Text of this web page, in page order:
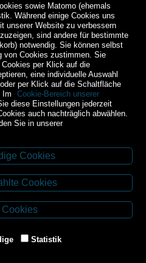
Str. 3
Schrems
77239
sowie Matomo (ehemals
Während einige Cookies uns
unserer Website zu verbessern
sind andere für bestimmte
notwendig. Sie können selbst
von Cookies zustimmen. Sie
per Klick auf die
eine individuelle Auswahl
per Klick auf die Schaltfläche
Im
Cookie-Bereich unserer
diese Einstellungen jederzeit
auch nachträglich abwählen.
Sie in unserer
Cookies
Cookies
Statistik